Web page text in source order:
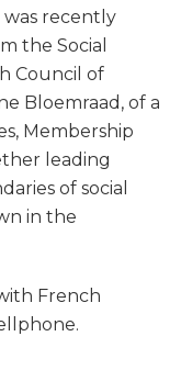
recently
the Social
Council of
Bloemraad, of a
Membership
leading
of social
in the
French